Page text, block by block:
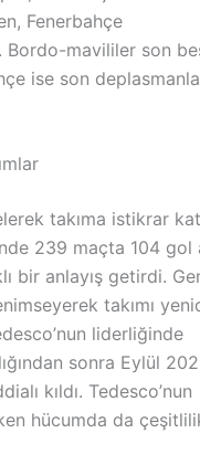
Fenerbahçe
Bordo-mavililer son
ise son
takıma istikrar
239 maçta 104 gol
bir anlayış getirdi.
takımı
liderliğinde
sonra Eylül
kıldı. Tedesco’nun
hücumda da